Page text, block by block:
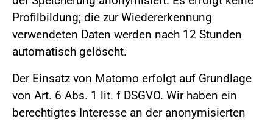
Profilbildung; die zur Wiedererkennung
verwendeten Daten werden nach 12 Stunden
automatisch gelöscht.
Der Einsatz von Matomo erfolgt auf Grundlage
von Art. 6 Abs. 1 lit. f DSGVO. Wir haben ein
berechtigtes Interesse an der anonymisierten